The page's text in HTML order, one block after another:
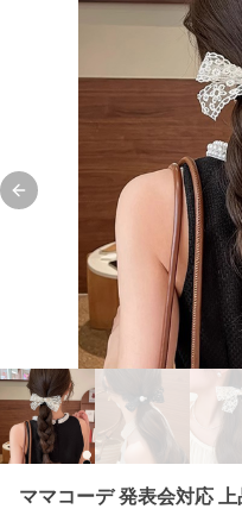
Previous slide
ママコーデ 発表会対応